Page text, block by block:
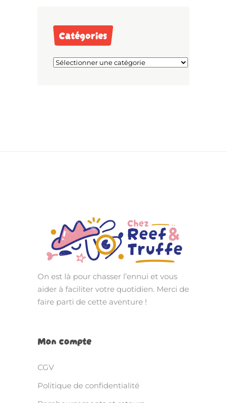
Catégories
On est là pour chasser l’ennui et vous
aider à faciliter votre quotidien. Merci de
faire parti de cette aventure !
Mon compte
CGV
Politique de confidentialité